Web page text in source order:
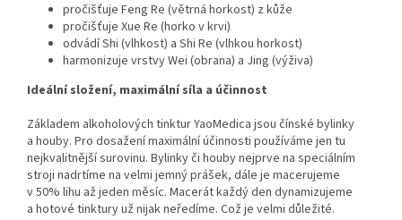
pročišťuje Feng Re (větrná horkost) z kůže
pročišťuje Xue Re (horko v krvi)
odvádí Shi (vlhkost) a Shi Re (vlhkou horkost)
harmonizuje vrstvy Wei (obrana) a Jing (výživa)
Ideální složení, maximální síla a účinnost
Základem alkoholových tinktur YaoMedica jsou čínské bylinky
a houby. Pro dosažení maximální účinnosti používáme jen tu
nejkvalitnější surovinu. Bylinky či houby nejprve na speciálním
stroji nadrtíme na velmi jemný prášek, dále je macerujeme
v 50% lihu až jeden měsíc. Macerát každý den dynamizujeme
a hotové tinktury už nijak neředíme. Což je velmi důležité.